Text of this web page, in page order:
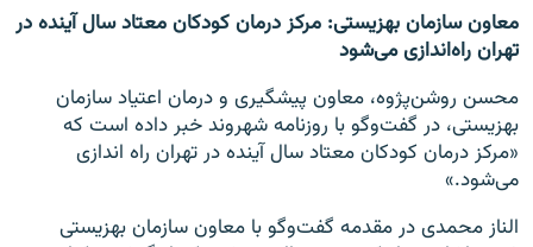
معاون سازمان بهزیستی: مرکز درمان کودکان معتاد سال آینده در
تهران راه‌اندازی می‌شود
محسن روشن‌پژوه، معاون پیشگیری و درمان اعتیاد سازمان
بهزیستی، در گفت‌و‌گو با روزنامه شهروند خبر داده است که
«مرکز درمان کودکان معتاد سال آینده در تهران راه اندازی
می‌شود.»
الناز محمدی در مقدمه گفت‌و‌گو با معاون سازمان بهزیستی